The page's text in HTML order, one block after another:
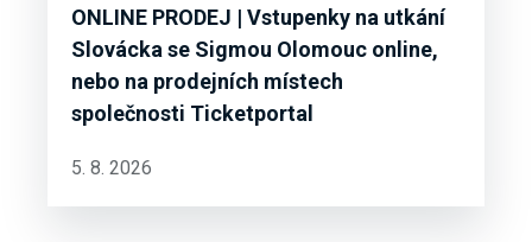
ONLINE PRODEJ | Vstupenky na utkání
Slovácka se Sigmou Olomouc online,
nebo na prodejních místech
společnosti Ticketportal
5. 8. 2026